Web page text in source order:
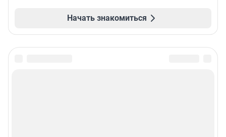
Начать знакомиться